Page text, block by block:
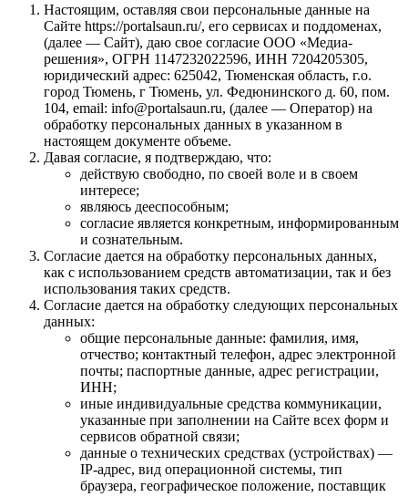
Настоящим, оставляя свои персональные данные на
Сайте https://portalsaun.ru/, его сервисах и поддоменах,
(далее — Сайт), даю свое согласие ООО «Медиа-
решения», ОГРН 1147232022596, ИНН 7204205305,
юридический адрес: 625042, Тюменская область, г.о.
город Тюмень, г Тюмень, ул. Федюнинского д. 60, пом.
104, email: info@portalsaun.ru, (далее — Оператор) на
обработку персональных данных в указанном в
настоящем документе объеме.
Давая согласие, я подтверждаю, что:
действую свободно, по своей воле и в своем
интересе;
являюсь дееспособным;
согласие является конкретным, информированным
и сознательным.
Согласие дается на обработку персональных данных,
как с использованием средств автоматизации, так и без
использования таких средств.
Согласие дается на обработку следующих персональных
данных:
общие персональные данные: фамилия, имя,
отчество; контактный телефон, адрес электронной
почты; паспортные данные, адрес регистрации,
ИНН;
иные индивидуальные средства коммуникации,
указанные при заполнении на Сайте всех форм и
сервисов обратной связи;
данные о технических средствах (устройствах) —
IP-адрес, вид операционной системы, тип
браузера, географическое положение, поставщик